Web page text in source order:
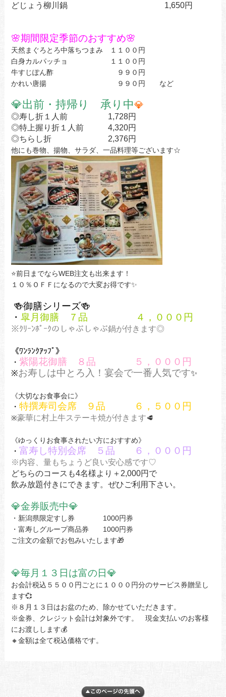
どじょう柳川鍋 1,650円
🌸期間限定季節のおすすめ🌸
天然まぐろとろ中落ちつまみ １１００円
白身カルパッチョ １１００円
牛すじぽん酢 ９９０円
かれい唐揚 ９９０円 など
💎出前・持帰り 承り中💎
◎寿し折１人前 1,728円
◎特上握り折１人前 4,320円
◎ちらし折 2,376円
他にも巻物、揚物、サラダ、一品料理等ございます☆
⭐前日までならWEB注文も出来ます！
１０％ＯＦＦになるので大変お得です✨
🍻御膳シリーズ🍻
・ 皐月御膳 ７品 ４，０００円
※ｸﾘｰﾝﾎﾟｰｸのしゃぶしゃぶ鍋が付きます◎
《ﾜﾝﾗﾝｸｱｯﾌﾟ》
・ 紫陽花御膳 ８品 ５，０００円
※お寿しは中とろ入！宴会で一番人気です✨
《大切なお食事会に》
・ 特撰寿司会席 ９品 ６，５００円
※豪華に村上牛ステーキ焼が付きます🥩
《ゆっくりお食事されたい方におすすめ》
・ 富寿し特別会席 ５品 ６，０００円
※内容、量もちょうど良い安心感です♡
どちらのコースも4名様より＋2,000円で
飲み放題付きにできます。ぜひご利用下さい。
💎金券販売中💎
・新潟県限定すし券 1000円券
・富寿しグループ商品券 1000円券
ご注文の金額でお包みいたします🎁
💎毎月１３日は富の日💎
お会計税込５５００円ごとに１０００円分のサービス券贈呈し
ます💞
※８月１３日はお盆のため、除かせていただきます。
※金券、クレジット会計は対象外です。 現金支払いのお客様
にお渡しします💰
🔸金額は全て税込価格です。